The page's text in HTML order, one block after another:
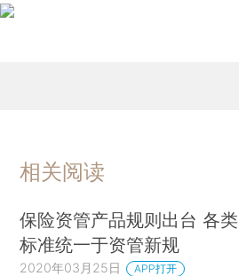
相关阅读
保险资管产品规则出台 各类
标准统一于资管新规
2020年03月25日 APP打开